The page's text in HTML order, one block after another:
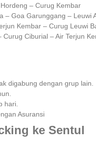
– Curug Kembar
– Goa Garunggang – Leuwi
Kembar – Curug Leuwi
Ciburial – Air Terjun
digabung dengan grup lain.
hari.⁣⁣
Asuransi
ke Sentul